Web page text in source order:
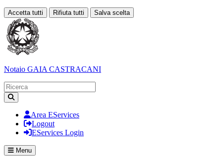
Accetta tutti Rifiuta tutti Salva scelta
Loading...
Notaio GAIA CASTRACANI
Area EServices
Logout
EServices Login
Menu